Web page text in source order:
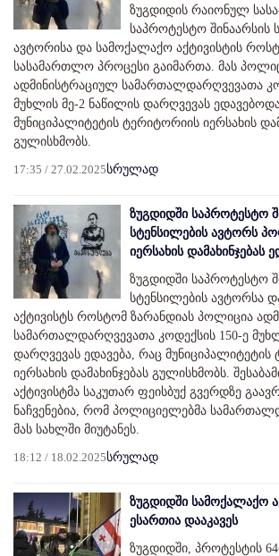
ზუგდიდის რაიონულ
საპროტესტო შინაარსის
ავტორისა და სამოქალაქო აქტივისტის
სასამართლო პროცესი გაიმართა. მას
ადმინისტრაციულ სამართალდარღვევათა
მუხლის მე-2 ნაწილის დარღვევას
მუნიციპალიტეტის ტერიტორიის იერსახის
გულისხმობს.
17:35 / 27.02.2025სრულად
ზუგდიდში საპროტესტო
სტენსილების ავტორს
იერსახის დამახინჯებას
ზუგდიდში საპროტესტო
სტენსილების ავტორსა
აქტივისტს როსტომ ზარანდიას პოლიცია
სამართალდარღვევათა კოდექსის 150-ე
დარღვევას ედავება, რაც მუნიციპალიტეტის
იერსახის დამახინჯებას გულისხმობს.
აქტივისტმა საკუთარ ფეისბუქ გვერდზე
ნაჩვენებია, რომ პოლიციელებმა
მას სახლში მიუტანეს.
18:12 / 18.02.2025სრულად
ზუგდიდში სამოქალაქო
ესართია დააკავეს
ზუგდიდში, პროტესტის